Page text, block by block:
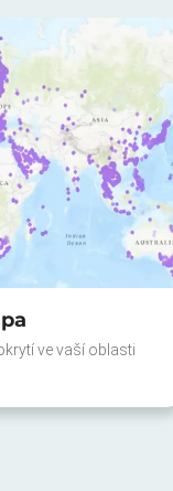
ve vaší oblasti